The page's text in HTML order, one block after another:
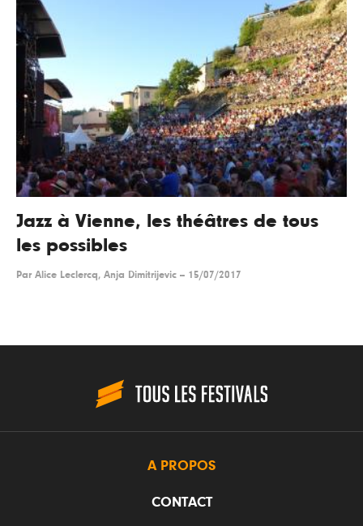
Jazz à Vienne, les théâtres de tous
les possibles
Par Alice Leclercq, Anja Dimitrijevic -- 15/07/2017
A PROPOS
CONTACT